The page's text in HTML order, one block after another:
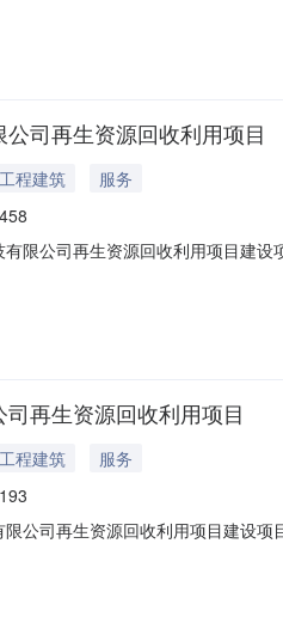
境影响评价分类管理名录》中应
司再生资源回收利用项目
工程建筑
服务
限公司再生资源回收利用项目建
07-06建设性质新建备案依据该项
再生资源回收利用项目
工程建筑
服务
公司再生资源回收利用项目建设
06建设性质新建备案依据该项目